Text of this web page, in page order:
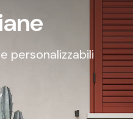
personalizzabili